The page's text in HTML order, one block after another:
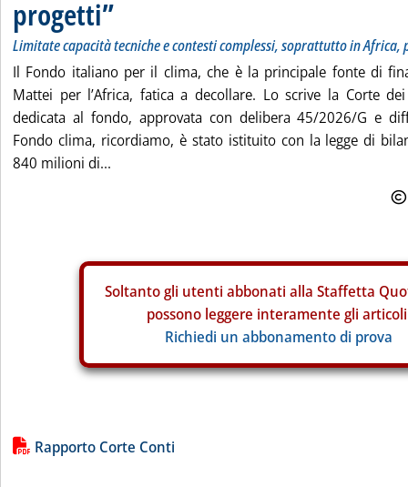
progetti”
Limitate capacità tecniche e contesti complessi, soprattutto in Africa,
Il Fondo italiano per il clima, che è la principale fonte di
Mattei per l’Africa, fatica a decollare. Lo scrive la Corte
dedicata al fondo, approvata con delibera 45/2026/G e
Fondo clima, ricordiamo, è stato istituito con la legge di
840 milioni di...
Soltanto gli utenti abbonati alla Staffetta
possono leggere interamente gli
Richiedi un abbonamento di prova
Lista allegati PDF alla notizia
Rapporto Corte Conti